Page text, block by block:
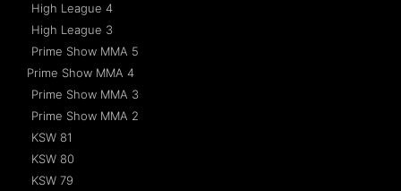
High League 4
High League 3
Prime Show MMA 5
Prime Show MMA 4
Prime Show MMA 3
Prime Show MMA 2
KSW 81
KSW 80
KSW 79